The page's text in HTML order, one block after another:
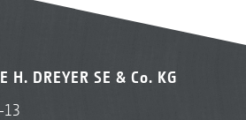
H. DREYER SE & Co. KG
13